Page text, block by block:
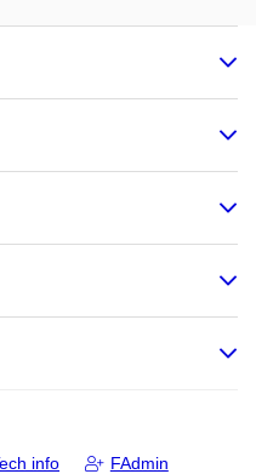
info FAdmin